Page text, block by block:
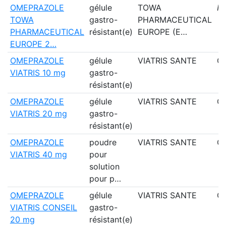
OMEPRAZOLE
TOWA
PHARMACEUTICAL
EUROPE 2…
gélule
gastro-
résistant(e)
TOWA
PHARMACEUTICAL
EUROPE (E…
OMEPRAZOLE
VIATRIS 10 mg
gélule
gastro-
résistant(e)
VIATRIS SANTE
OMEPRAZOLE
VIATRIS 20 mg
gélule
gastro-
résistant(e)
VIATRIS SANTE
OMEPRAZOLE
VIATRIS 40 mg
poudre
pour
solution
pour p…
VIATRIS SANTE
OMEPRAZOLE
VIATRIS CONSEIL
20 mg
gélule
gastro-
résistant(e)
VIATRIS SANTE